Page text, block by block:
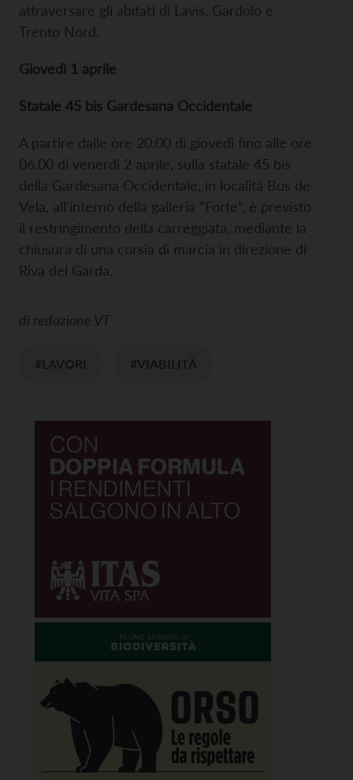
attraversare gli abitati di Lavis, Gardolo e
Trento Nord.
Giovedì 1 aprile
Statale 45 bis Gardesana Occidentale
A partire dalle ore 20.00 di giovedì fino alle ore
06.00 di venerdì 2 aprile, sulla statale 45 bis
della Gardesana Occidentale, in località Bus de
Vela, all’interno della galleria “Forte”, è previsto
il restringimento della carreggiata, mediante la
chiusura di una corsia di marcia in direzione di
Riva del Garda.
di redazione VT
#LAVORI #VIABILITÀ